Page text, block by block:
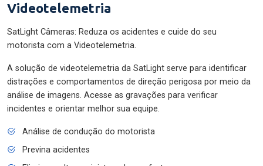
Videotelemetria
SatLight Câmeras: Reduza os acidentes e cuide do seu
motorista com a Videotelemetria.
A solução de videotelemetria da SatLight serve para identificar
distrações e comportamentos de direção perigosa por meio da
análise de imagens. Acesse as gravações para verificar
incidentes e orientar melhor sua equipe.
Análise de condução do motorista
Previna acidentes